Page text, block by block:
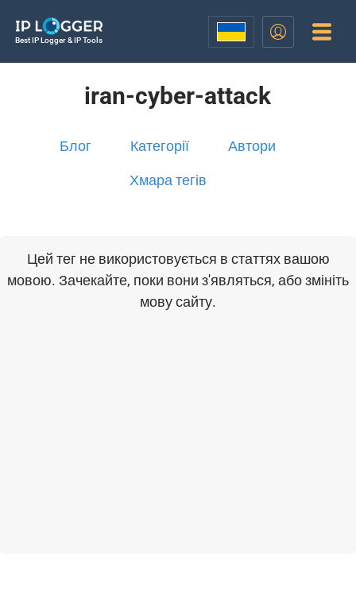
Best IP Logger & IP Tools
iran-cyber-attack
Блог Категорії Автори
Хмара тегів